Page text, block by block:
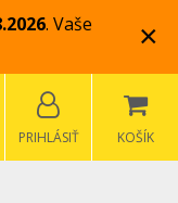
. Vaše
×
KOŠÍK
PRIHLÁSIŤ